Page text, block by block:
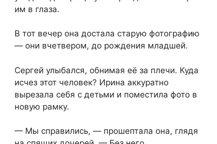
им в глаза.
В тот вечер она достала старую фотографию
— они вчетвером, до рождения младшей.
Сергей улыбался, обнимая её за плечи. Куда
исчез этот человек? Ирина аккуратно
вырезала себя с детьми и поместила фото в
новую рамку.
— Мы справились, — прошептала она, глядя